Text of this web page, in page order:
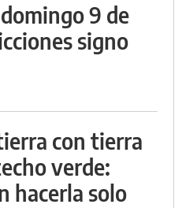
9 de
signo
con tierra
verde:
hacerla solo